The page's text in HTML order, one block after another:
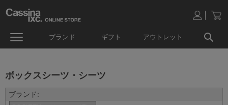
ブランド ギフト アウトレット
ボックスシーツ・シーツ